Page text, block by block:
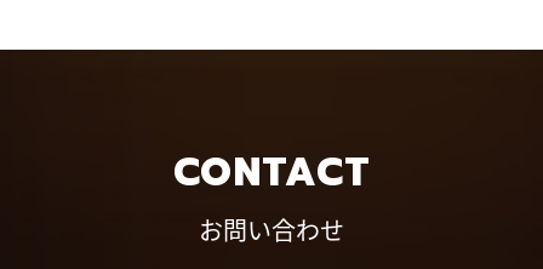
CONTACT
お問い合わせ